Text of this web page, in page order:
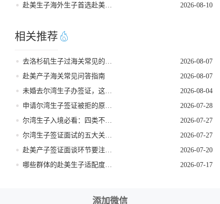
2026-08-10
相关推荐
2026-08-07
赴美产子海关常见问答指南
2026-08-07
2026-08-04
2026-07-28
2026-07-27
2026-07-27
2026-07-20
2026-07-17
添加微信